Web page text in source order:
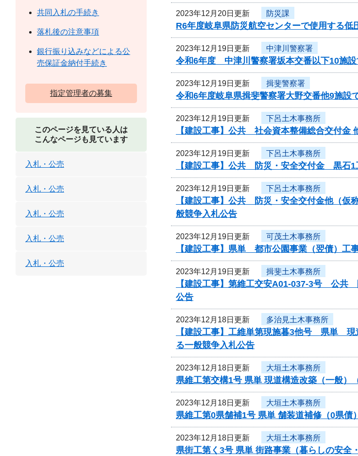
2023年12月20日更新 防災課
R6年度岐阜県防災航空センターで使用する
2023年12月19日更新 中津川警察署
令和6年度 中津川警察署坂本交番以下10施
2023年12月19日更新 揖斐警察署
令和6年度岐阜県揖斐警察署大野交番他9施設
2023年12月19日更新 下呂土木事務所
【建設工事】公共 社会資本整備総合交付金
2023年12月19日更新 下呂土木事務所
【建設工事】公共 防災・安全交付金 黒石
2023年12月19日更新 下呂土木事務所
【建設工事】公共 防災・安全交付金他（仮
般競争入札公告
2023年12月19日更新 可茂土木事務所
【建設工事】県単 都市公園事業（翌債）工
2023年12月19日更新 揖斐土木事務所
【建設工事】第維工交安A01-037-3号 公共
公告
2023年12月18日更新 多治見土木事務所
【建設工事】工維単第現施暮3他号 県単 現
る一般競争入札公告
2023年12月18日更新 大垣土木事務所
県維工第交構1号 県単 現道構造改築（一般
2023年12月18日更新 大垣土木事務所
県維工第0県舗補1号 県単 舗装道補修（0県
2023年12月18日更新 大垣土木事務所
県街工第く3号 県単 街路事業（暮らしの安
共同入札の手続き
落札後の注意事項
銀行振り込みなどによる公
売保証金納付手続き
指定管理者の募集
このページを見ている人は
こんなページも見ています
入札・公売
入札・公売
入札・公売
入札・公売
入札・公売